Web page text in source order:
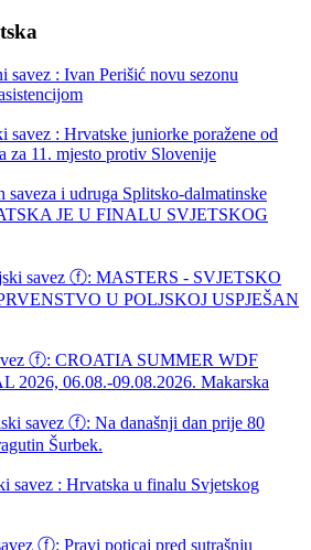
savez : Ivan Perišić novu sezonu
savez : Hrvatske juniorke poražene od
za 11. mjesto protiv Slovenije
saveza i udruga Splitsko-dalmatinske
JE U FINALU SVJETSKOG
savez ⓕ: MASTERS - SVJETSKO
U POLJSKOJ USPJEŠAN
ⓕ: CROATIA SUMMER WDF
2026, 06.08.-09.08.2026. Makarska
savez ⓕ: Na današnji dan prije 80
Šurbek.
savez : Hrvatska u finalu Svjetskog
ⓕ: Pravi poticaj pred sutrašnju